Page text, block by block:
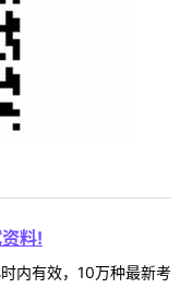
料!
内有效，10万种最新考